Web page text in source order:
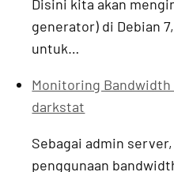
Disini kita akan
generator) di Debian
untuk…
Monitoring Bandwidth
darkstat
Sebagai admin
penggunaan